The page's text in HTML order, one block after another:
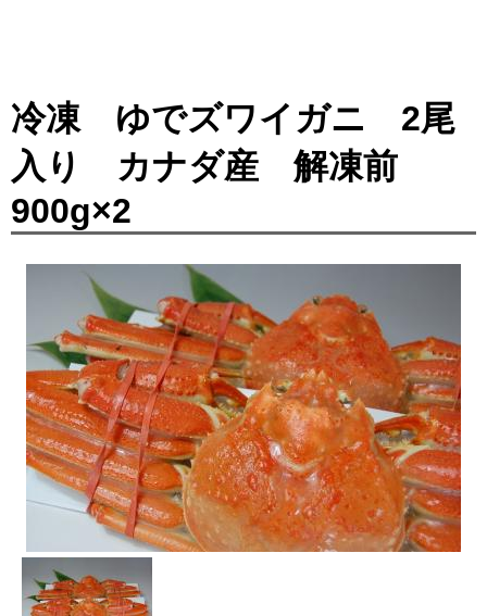
冷凍 ゆでズワイガニ 2尾
入り カナダ産 解凍前
900g×2